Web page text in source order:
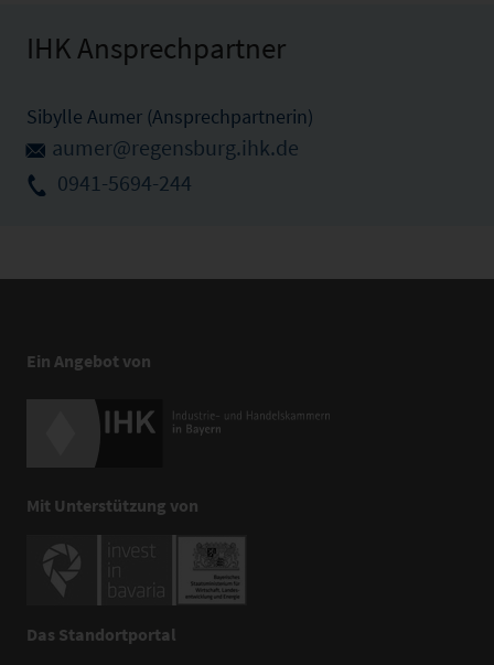
IHK Ansprechpartner
Sibylle Aumer (Ansprechpartnerin)
aumer@regensburg.ihk.de
0941-5694-244
Ein Angebot von
Mit Unterstützung von
Das Standortportal